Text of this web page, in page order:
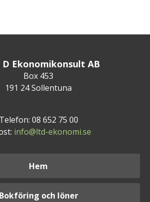
D Ekonomikonsult AB
Box 453
191 24 Sollentuna
Telefon: 08 652 75 00
info@ltd-ekonomi.se
Hem
Bokföring och löner